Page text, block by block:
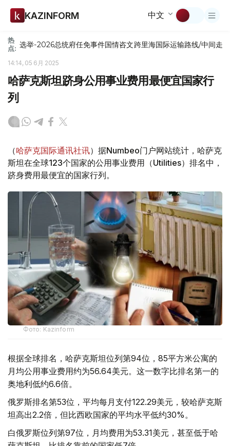
KAZINFORM 中文
热
点: 选举-2026总统府任免事件国情咨文跨里海国际运输路线/中间走廊
14:14, 05 6月 2025
哈萨克斯坦跻身公用事业费用最便宜国家行
列
（哈萨克国际通讯社讯）据Numbeo门户网站统计，哈萨克
斯坦在全球123个国家的公用事业费用（Utilities）排名中，
跻身费用最便宜的国家行列。
Фото: Kazinform
根据全球排名，哈萨克斯坦位列第94位，85平方米公寓的
月均公用事业费用约为56.64美元。这一数字比排名第一的
奥地利低约6.6倍。
俄罗斯排名第53位，平均每月支付122.29美元，较哈萨克斯
坦高出2.2倍，但比西欧国家的平均水平低约30%。
白俄罗斯位列第97位，月均费用为53.31美元，甚至低于哈